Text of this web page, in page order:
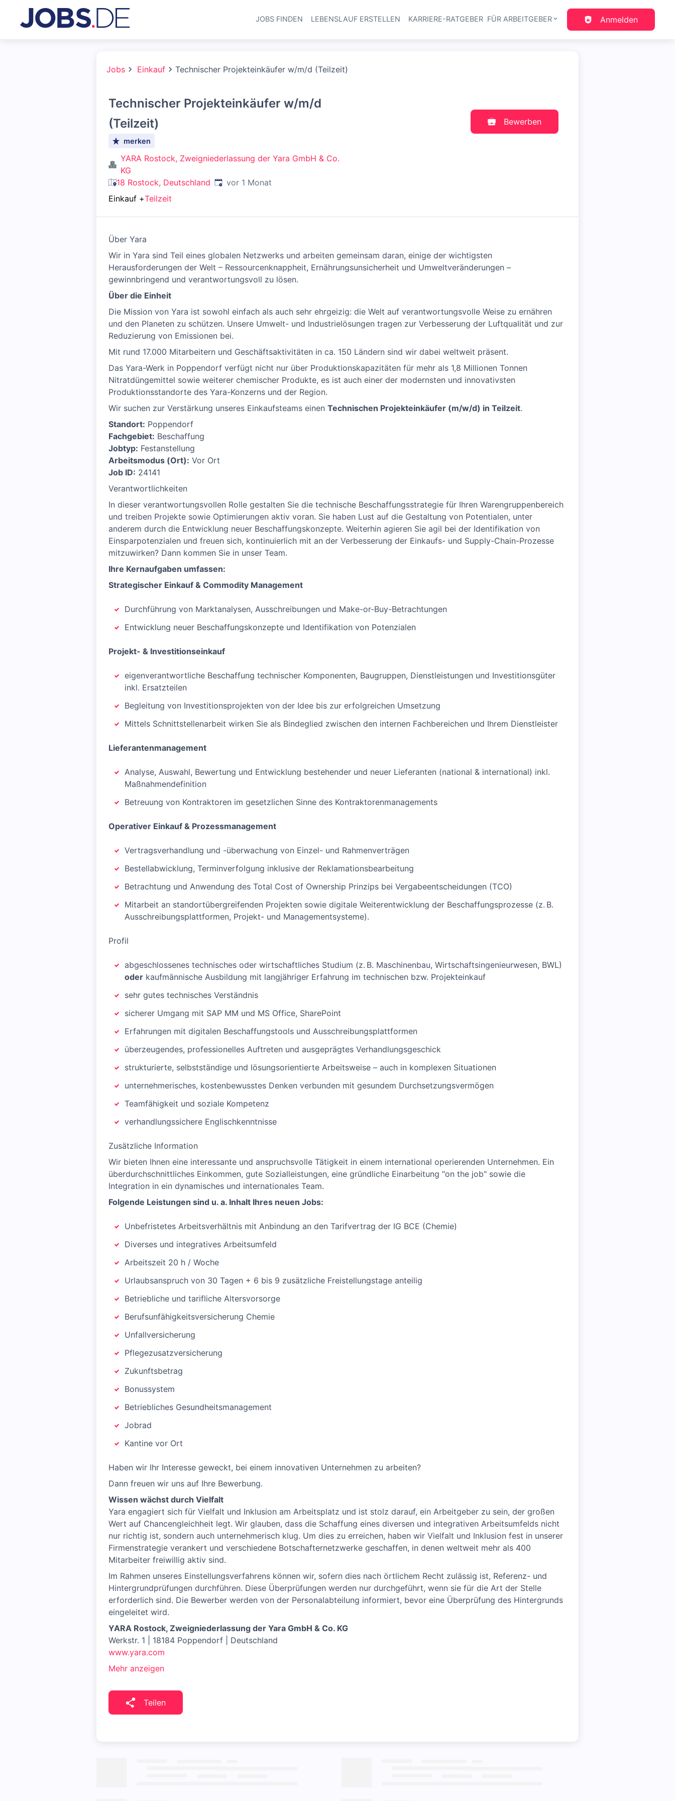
Haupt-Navigation
JOBS FINDEN LEBENSLAUF ERSTELLEN KARRIERE-RATGEBER FÜR ARBEITGEBER Anmelden
Jobs Einkauf Technischer Projekteinkäufer w/m/d (Teilzeit)
Technischer Projekteinkäufer w/m/d
(Teilzeit)
merken
YARA Rostock, Zweigniederlassung der Yara GmbH & Co.
KG
18 Rostock, Deutschland Veröffentlicht:
vor 1 Monat
Einkauf +Teilzeit
Bewerben
Über Yara
Wir in Yara sind Teil eines globalen Netzwerks und arbeiten gemeinsam daran, einige der wichtigsten
Herausforderungen der Welt – Ressourcenknappheit, Ernährungsunsicherheit und Umweltveränderungen –
gewinnbringend und verantwortungsvoll zu lösen.
Über die Einheit
Die Mission von Yara ist sowohl einfach als auch sehr ehrgeizig: die Welt auf verantwortungsvolle Weise zu ernähren
und den Planeten zu schützen. Unsere Umwelt- und Industrielösungen tragen zur Verbesserung der Luftqualität und zur
Reduzierung von Emissionen bei.
Mit rund 17.000 Mitarbeitern und Geschäftsaktivitäten in ca. 150 Ländern sind wir dabei weltweit präsent.
Das Yara-Werk in Poppendorf verfügt nicht nur über Produktionskapazitäten für mehr als 1,8 Millionen Tonnen
Nitratdüngemittel sowie weiterer chemischer Produkte, es ist auch einer der modernsten und innovativsten
Produktionsstandorte des Yara-Konzerns und der Region.
Wir suchen zur Verstärkung unseres Einkaufsteams einen Technischen Projekteinkäufer (m/w/d) in Teilzeit.
Standort: Poppendorf
Fachgebiet: Beschaffung
Jobtyp: Festanstellung
Arbeitsmodus (Ort): Vor Ort
Job ID: 24141
Verantwortlichkeiten
In dieser verantwortungsvollen Rolle gestalten Sie die technische Beschaffungsstrategie für Ihren Warengruppenbereich
und treiben Projekte sowie Optimierungen aktiv voran. Sie haben Lust auf die Gestaltung von Potentialen, unter
anderem durch die Entwicklung neuer Beschaffungskonzepte. Weiterhin agieren Sie agil bei der Identifikation von
Einsparpotenzialen und freuen sich, kontinuierlich mit an der Verbesserung der Einkaufs- und Supply-Chain-Prozesse
mitzuwirken? Dann kommen Sie in unser Team.
Ihre Kernaufgaben umfassen:
Strategischer Einkauf & Commodity Management
Durchführung von Marktanalysen, Ausschreibungen und Make-or-Buy-Betrachtungen
Entwicklung neuer Beschaffungskonzepte und Identifikation von Potenzialen
Projekt- & Investitionseinkauf
eigenverantwortliche Beschaffung technischer Komponenten, Baugruppen, Dienstleistungen und Investitionsgüter
inkl. Ersatzteilen
Begleitung von Investitionsprojekten von der Idee bis zur erfolgreichen Umsetzung
Mittels Schnittstellenarbeit wirken Sie als Bindeglied zwischen den internen Fachbereichen und Ihrem Dienstleister
Lieferantenmanagement
Analyse, Auswahl, Bewertung und Entwicklung bestehender und neuer Lieferanten (national & international) inkl.
Maßnahmendefinition
Betreuung von Kontraktoren im gesetzlichen Sinne des Kontraktorenmanagements
Operativer Einkauf & Prozessmanagement
Vertragsverhandlung und -überwachung von Einzel- und Rahmenverträgen
Bestellabwicklung, Terminverfolgung inklusive der Reklamationsbearbeitung
Betrachtung und Anwendung des Total Cost of Ownership Prinzips bei Vergabeentscheidungen (TCO)
Mitarbeit an standortübergreifenden Projekten sowie digitale Weiterentwicklung der Beschaffungsprozesse (z. B.
Ausschreibungsplattformen, Projekt- und Managementsysteme).
Profil
abgeschlossenes technisches oder wirtschaftliches Studium (z. B. Maschinenbau, Wirtschaftsingenieurwesen, BWL)
oder kaufmännische Ausbildung mit langjähriger Erfahrung im technischen bzw. Projekteinkauf
sehr gutes technisches Verständnis
sicherer Umgang mit SAP MM und MS Office, SharePoint
Erfahrungen mit digitalen Beschaffungstools und Ausschreibungsplattformen
überzeugendes, professionelles Auftreten und ausgeprägtes Verhandlungsgeschick
strukturierte, selbstständige und lösungsorientierte Arbeitsweise – auch in komplexen Situationen
unternehmerisches, kostenbewusstes Denken verbunden mit gesundem Durchsetzungsvermögen
Teamfähigkeit und soziale Kompetenz
verhandlungssichere Englischkenntnisse
Zusätzliche Information
Wir bieten Ihnen eine interessante und anspruchsvolle Tätigkeit in einem international operierenden Unternehmen. Ein
überdurchschnittliches Einkommen, gute Sozialleistungen, eine gründliche Einarbeitung "on the job" sowie die
Integration in ein dynamisches und internationales Team.
Folgende Leistungen sind u. a. Inhalt Ihres neuen Jobs:
Unbefristetes Arbeitsverhältnis mit Anbindung an den Tarifvertrag der IG BCE (Chemie)
Diverses und integratives Arbeitsumfeld
Arbeitszeit 20 h / Woche
Urlaubsanspruch von 30 Tagen + 6 bis 9 zusätzliche Freistellungstage anteilig
Betriebliche und tarifliche Altersvorsorge
Berufsunfähigkeitsversicherung Chemie
Unfallversicherung
Pflegezusatzversicherung
Zukunftsbetrag
Bonussystem
Betriebliches Gesundheitsmanagement
Jobrad
Kantine vor Ort
Haben wir Ihr Interesse geweckt, bei einem innovativen Unternehmen zu arbeiten?
Dann freuen wir uns auf Ihre Bewerbung.
Wissen wächst durch Vielfalt
Yara engagiert sich für Vielfalt und Inklusion am Arbeitsplatz und ist stolz darauf, ein Arbeitgeber zu sein, der großen
Wert auf Chancengleichheit legt. Wir glauben, dass die Schaffung eines diversen und integrativen Arbeitsumfelds nicht
nur richtig ist, sondern auch unternehmerisch klug. Um dies zu erreichen, haben wir Vielfalt und Inklusion fest in unserer
Firmenstrategie verankert und verschiedene Botschafternetzwerke geschaffen, in denen weltweit mehr als 400
Mitarbeiter freiwillig aktiv sind.
Im Rahmen unseres Einstellungsverfahrens können wir, sofern dies nach örtlichem Recht zulässig ist, Referenz- und
Hintergrundprüfungen durchführen. Diese Überprüfungen werden nur durchgeführt, wenn sie für die Art der Stelle
erforderlich sind. Die Bewerber werden von der Personalabteilung informiert, bevor eine Überprüfung des Hintergrunds
eingeleitet wird.
YARA Rostock, Zweigniederlassung der Yara GmbH & Co. KG
Werkstr. 1 | 18184 Poppendorf | Deutschland
www.yara.com
Mehr anzeigen
Teilen